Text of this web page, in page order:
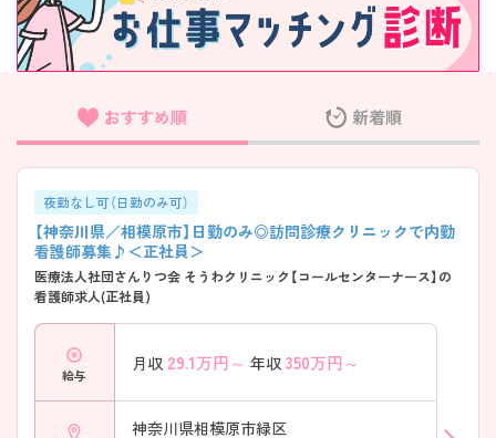
九州・沖縄
年収
年収500万円以上など
雇用形態
正社員、契約社員など
フリーワード検索
おすすめ順 新着順
夜勤なし可（日勤のみ可）
【神奈川県／相模原市】日勤のみ◎訪問診療クリニックで内勤
看護師募集♪＜正社員＞
医療法人社団さんりつ会 そうわクリニック【コールセンターナース】の
看護師求人(正社員)
給与
月収 29.1万円～ 年収 350万円～
神奈川県相模原市緑区